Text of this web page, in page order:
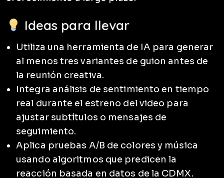
Ideas para llevar
Utiliza una herramienta de IA para generar
al menos tres variantes de guion antes de
la reunión creativa.
Integra análisis de sentimiento en tiempo
real durante el estreno del video para
ajustar subtítulos o mensajes de
seguimiento.
Aplica pruebas A/B de colores y música
usando algoritmos que predicen la
reacción basada en datos de la CDMX.